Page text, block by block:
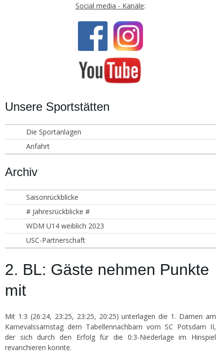
Social media - Kanäle:
Unsere Sportstätten
Die Sportanlagen
Anfahrt
Archiv
Saisonrückblicke
# Jahresrückblicke #
WDM U14 weiblich 2023
USC-Partnerschaft
2. BL: Gäste nehmen Punkte
mit
Mit 1:3 (26:24, 23:25, 23:25, 20:25) unterlagen die 1. Damen am
Karnevalssamstag dem Tabellennachbarn vom SC Potsdam II,
der sich durch den Erfolg für die 0:3-Niederlage im Hinspiel
revanchieren konnte.